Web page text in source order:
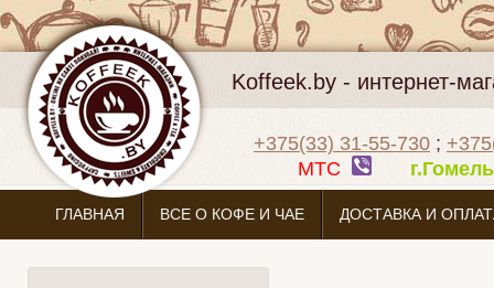
Koffeek.by - интернет-
+375(33) 31-55-730 ;
МТС
ГЛАВНАЯ ВСЕ О КОФЕ И ЧАЕ ДОСТАВКА И